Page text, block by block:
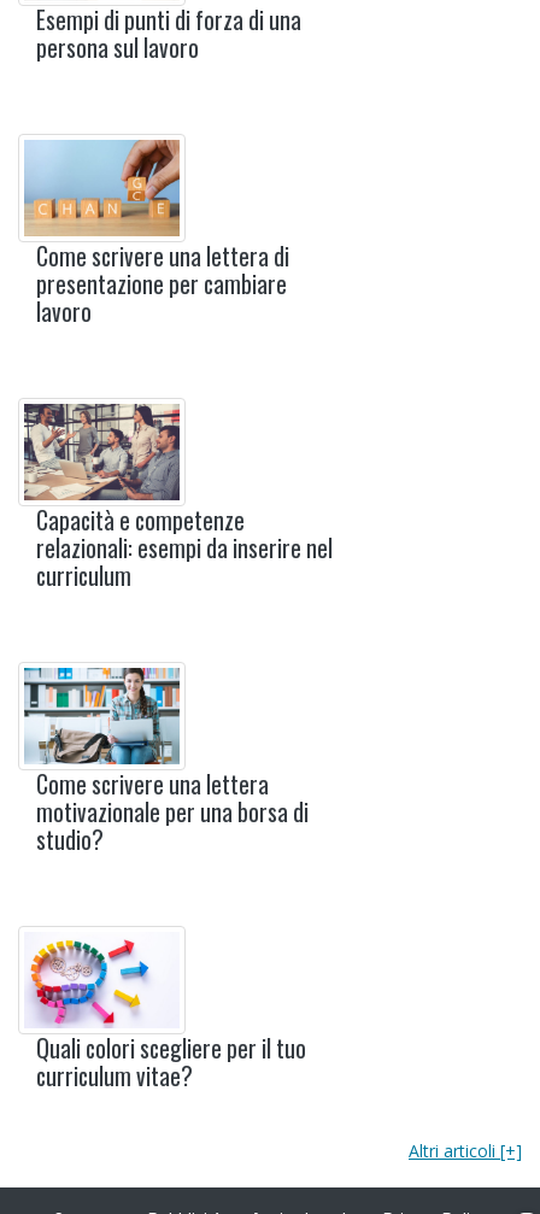
Esempi di punti di forza di una
persona sul lavoro
Come scrivere una lettera di
presentazione per cambiare
lavoro
Capacità e competenze
relazionali: esempi da inserire nel
curriculum
Come scrivere una lettera
motivazionale per una borsa di
studio?
Quali colori scegliere per il tuo
curriculum vitae?
Altri articoli [+]